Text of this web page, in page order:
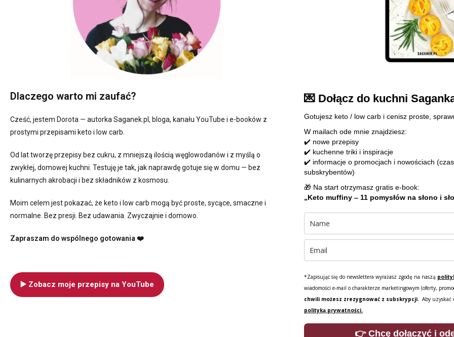
Dlaczego warto mi zaufać?
Cześć, jestem Dorota — autorka Saganek.pl, bloga, kanału YouTube i e-booków z
prostymi przepisami keto i low carb.
Od lat tworzę przepisy bez cukru, z mniejszą ilością węglowodanów i z myślą o
zwykłej, domowej kuchni. Testuję je tak, jak naprawdę gotuje się w domu — bez
kulinarnych akrobacji i bez składników z kosmosu.
Moim celem jest pokazać, że keto i low carb mogą być proste, sycące, smaczne i
normalne. Bez presji. Bez udawania. Zwyczajnie i domowo.
Zapraszam do wspólnego gotowania ❤️
▶️ Zobacz moje przepisy na YouTube
💌 Dołącz do kuchni
Gotujesz keto / low carb i cenisz proste,
W mailach ode mnie znajdziesz:
✔️ nowe przepisy
✔️ kuchenne triki i inspiracje
✔️ informacje o promocjach i nowościach
subskrybentów)
🎁 Na start otrzymasz gratis e-book:
„Keto muffiny – 11 pomysłów na słono i
*Zapisując się do newslettera wyrażasz zgodę na naszą
wiadomości e-mail o charakterze marketingowym (oferty,
chwili możesz zrezygnować z subskrypcji. Aby uzyskać
polityką prywatności.
👉 Chcę dołączyć i